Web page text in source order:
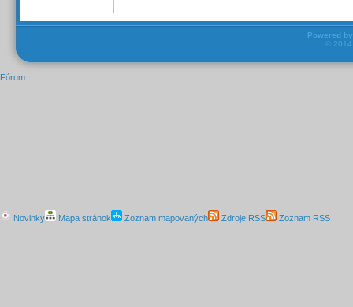
Powered by
©
Fórum
Novinky Mapa stránok Zoznam mapovaných Zdroje RSS Zoznam RSS